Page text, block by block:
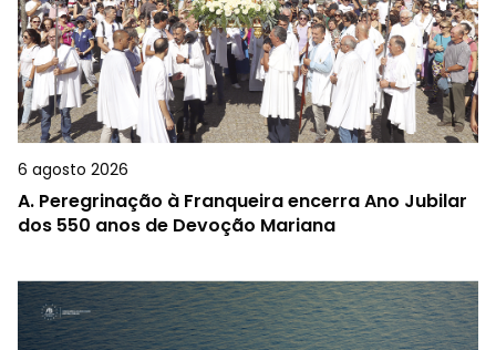
6 agosto 2026
A. Peregrinação à Franqueira encerra Ano Jubilar
dos 550 anos de Devoção Mariana